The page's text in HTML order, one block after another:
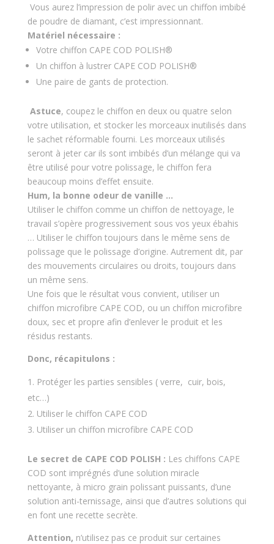
Vous aurez l’impression de polir avec un chiffon imbibé
de poudre de diamant, c’est impressionnant.
Matériel nécessaire :
Votre chiffon CAPE COD POLISH®
Un chiffon à lustrer CAPE COD POLISH®
Une paire de gants de protection.
Astuce, coupez le chiffon en deux ou quatre selon
votre utilisation, et stocker les morceaux inutilisés dans
le sachet réformable fourni. Les morceaux utilisés
seront à jeter car ils sont imbibés d’un mélange qui va
être utilisé pour votre polissage, le chiffon fera
beaucoup moins d’effet ensuite.
Hum, la bonne odeur de vanille …
Utiliser le chiffon comme un chiffon de nettoyage, le
travail s’opère progressivement sous vos yeux ébahis
… Utiliser le chiffon toujours dans le même sens de
polissage que le polissage d’origine. Autrement dit, par
des mouvements circulaires ou droits, toujours dans
un même sens.
Une fois que le résultat vous convient, utiliser un
chiffon microfibre CAPE COD, ou un chiffon microfibre
doux, sec et propre afin d’enlever le produit et les
résidus restants.
Donc, récapitulons :
Protéger les parties sensibles ( verre, cuir, bois,
etc…)
Utiliser le chiffon CAPE COD
Utiliser un chiffon microfibre CAPE COD
Le secret de CAPE COD POLISH : Les chiffons CAPE
COD sont imprégnés d’une solution miracle
nettoyante, à micro grain polissant puissants, d’une
solution anti-ternissage, ainsi que d’autres solutions qui
en font une recette secrète.
Attention, n’utilisez pas ce produit sur certaines